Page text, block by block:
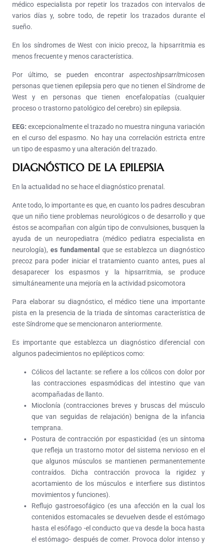
médico especialista por repetir los trazados con intervalos de
varios días y, sobre todo, de repetir los trazados durante el
sueño.
En los síndromes de West con inicio precoz, la hipsarritmia es
menos frecuente y menos característica.
Por último, se pueden encontrar aspectoshipsarrítmicosen
personas que tienen epilepsia pero que no tienen el Síndrome de
West y en personas que tienen encefalopatías (cualquier
proceso o trastorno patológico del cerebro) sin epilepsia.
EEG: excepcionalmente el trazado no muestra ninguna variación
en el curso del espasmo. No hay una correlación estricta entre
un tipo de espasmo y una alteración del trazado.
DIAGNÓSTICO DE LA EPILEPSIA
En la actualidad no se hace el diagnóstico prenatal.
Ante todo, lo importante es que, en cuanto los padres descubran
que un niño tiene problemas neurológicos o de desarrollo y que
éstos se acompañan con algún tipo de convulsiones, busquen la
ayuda de un neuropediatra (médico pediatra especialista en
neurología), es fundamental
que se establezca un diagnóstico
precoz para poder iniciar el tratamiento cuanto antes, pues al
desaparecer los espasmos y la hipsarritmia, se produce
simultáneamente una mejoría en la actividad psicomotora
Para elaborar su diagnóstico, el médico tiene una importante
pista en la presencia de la triada de síntomas característica de
este Síndrome que se mencionaron anteriormente.
Es importante que establezca un diagnóstico diferencial con
algunos padecimientos no epilépticos como:
Cólicos del lactante: se refiere a los cólicos con dolor por
las contracciones espasmódicas del intestino que van
acompañadas de llanto.
Mioclonía (contracciones breves y bruscas del músculo
que van seguidas de relajación) benigna de la infancia
temprana.
Postura de contracción por espasticidad (es un síntoma
que refleja un trastorno motor del sistema nervioso en el
que algunos músculos se mantienen permanentemente
contraídos. Dicha contracción provoca la rigidez y
acortamiento de los músculos e interfiere sus distintos
movimientos y funciones).
Reflujo gastroesofágico (es una afección en la cual los
contenidos estomacales se devuelven desde el estómago
hasta el esófago -el conducto que va desde la boca hasta
el estómago- después de comer. Provoca dolor intenso y